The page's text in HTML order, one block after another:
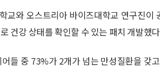
교와 오스트리아 바이즈대학교 연구진이
건강 상태를 확인할 수 있는 패치 개발했
들 중 73%가 2개가 넘는 만성질환을 갖